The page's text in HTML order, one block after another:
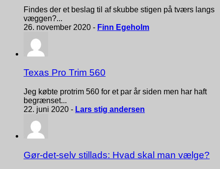
Findes der et beslag til af skubbe stigen på tværs langs
væggen?...
26. november 2020 - Finn Egeholm
Texas Pro Trim 560
Jeg købte protrim 560 for et par år siden men har haft
begrænset...
22. juni 2020 - Lars stig andersen
Gør-det-selv stillads: Hvad skal man vælge?